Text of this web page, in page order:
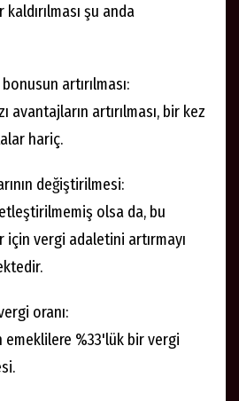
şu anda
artırılması:
avantajların artırılması, bir kez
hariç.
değiştirilmesi:
olsa da, bu
için vergi adaletini artırmayı
oranı:
%33'lük bir vergi